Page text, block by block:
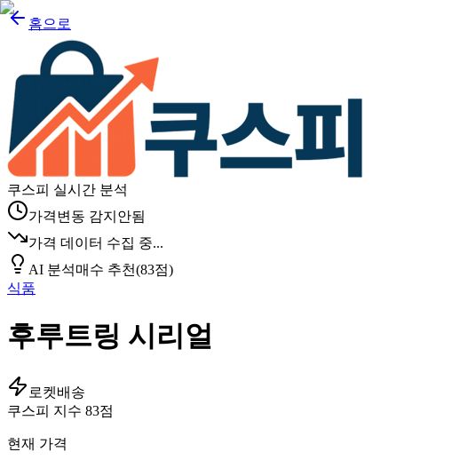
홈으로
쿠스피 실시간 분석
가격변동 감지안됨
가격 데이터 수집 중...
AI 분석매수 추천(83점)
식품
후루트링 시리얼
로켓배송
쿠스피 지수 83점
현재 가격